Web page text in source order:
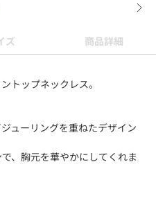
ズ 商品詳細
トップネックレス。
ューリングを重ねたデザイン
、胸元を華やかにしてくれま